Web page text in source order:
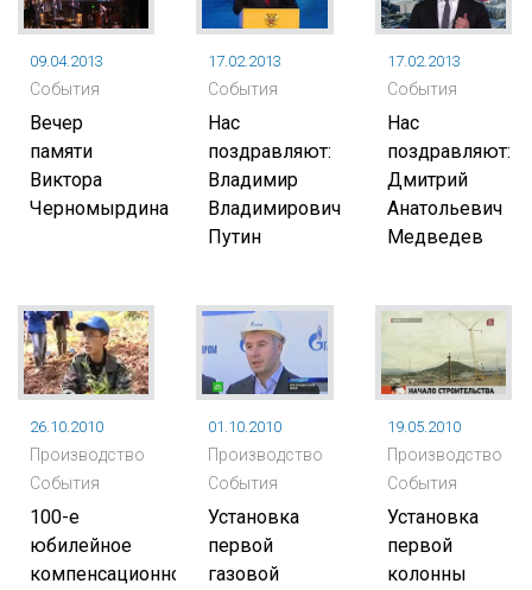
09.04.2013
События
Вечер
памяти
Виктора
Черномырдина
17.02.2013
События
Нас
поздравляют:
Владимир
Владимирович
Путин
17.02.2013
События
Нас
поздравляют:
Дмитрий
Анатольевич
Медведев
26.10.2010
Производство
События
100-е
юбилейное
компенсационное
01.10.2010
Производство
События
Установка
первой
газовой
19.05.2010
Производство
События
Установка
первой
колонны